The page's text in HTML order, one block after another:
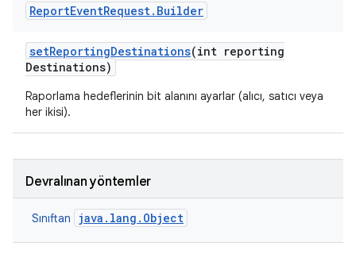
ReportEventRequest. Builder
setReportingDestinations(int reporting
Destinations)
Raporlama hedeflerinin bit alanını ayarlar (alıcı, satıcı veya
her ikisi).
Devralınan yöntemler
Sınıftan java.lang.Object